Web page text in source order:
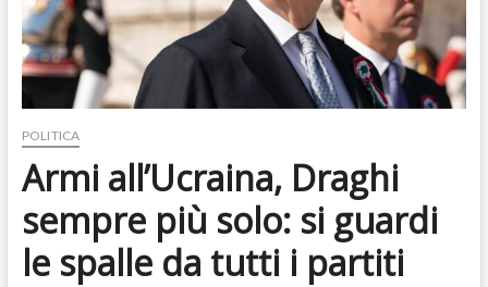
POLITICA
Armi all’Ucraina, Draghi
sempre più solo: si guardi
le spalle da tutti i partiti